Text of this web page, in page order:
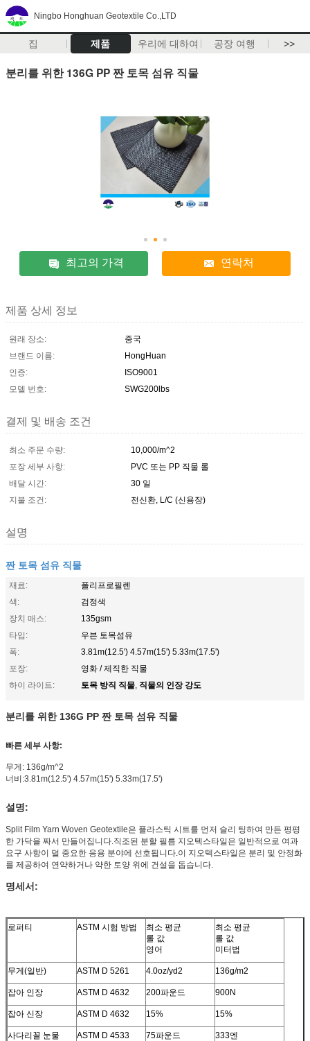
Ningbo Honghuan Geotextile Co.,LTD
집 제품 우리에 대하여 공장 여행 >>
분리를 위한 136G PP 짠 토목 섬유 직물
최고의 가격 연락처
제품 상세 정보
원래 장소:
중국
브랜드 이름:
HongHuan
인증:
ISO9001
모델 번호:
SWG200lbs
결제 및 배송 조건
최소 주문 수량:
10,000/m^2
포장 세부 사항:
PVC 또는 PP 직물 롤
배달 시간:
30 일
지불 조건:
전신환, L/C (신용장)
설명
짠 토목 섬유 직물
재료:
폴리프로필렌
색:
검정색
장치 매스:
135gsm
타입:
우븐 토목섬유
폭:
3.81m(12.5') 4.57m(15') 5.33m(17.5')
포장:
영화 / 제직한 직물
하이 라이트:
토목 방직 직물, 직물의 인장 강도
분리를 위한 136G PP 짠 토목 섬유 직물
빠른 세부 사항:
무게: 136g/m^2
너비:3.81m(12.5') 4.57m(15') 5.33m(17.5')
설명:
Split Film Yarn Woven Geotextile은 플라스틱 시트를 먼저 슬리 팅하여 만든 평평
한 가닥을 짜서 만들어집니다.직조된 분할 필름 지오텍스타일은 일반적으로 여과
요구 사항이 덜 중요한 응용 분야에 선호됩니다.이 지오텍스타일은 분리 및 안정화
를 제공하여 연약하거나 약한 토양 위에 건설을 돕습니다.
명세서:
로퍼티 ASTM 시험 방법
최소 평균
롤 값
영어
최소 평균
롤 값
미터법
무게(일반) ASTM D 5261 4.0oz/yd2 136g/m2
잡아 인장 ASTM D 4632 200파운드 900N
잡아 신장 ASTM D 4632 15% 15%
사다리꼴 눈물 ASTM D 4533 75파운드 333엔